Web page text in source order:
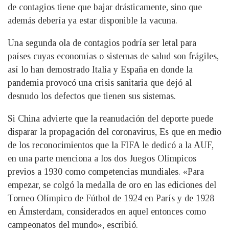
de contagios tiene que bajar drásticamente, sino que
además debería ya estar disponible la vacuna.
Una segunda ola de contagios podría ser letal para
países cuyas economías o sistemas de salud son frágiles,
así lo han demostrado Italia y España en donde la
pandemia provocó una crisis sanitaria que dejó al
desnudo los defectos que tienen sus sistemas.
Si China advierte que la reanudación del deporte puede
disparar la propagación del coronavirus, Es que en medio
de los reconocimientos que la FIFA le dedicó a la AUF,
en una parte menciona a los dos Juegos Olímpicos
previos a 1930 como competencias mundiales. «Para
empezar, se colgó la medalla de oro en las ediciones del
Torneo Olímpico de Fútbol de 1924 en París y de 1928
en Ámsterdam, considerados en aquel entonces como
campeonatos del mundo», escribió.